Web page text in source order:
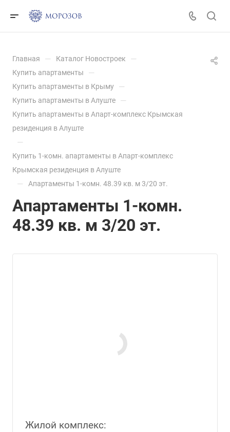
Главная — Каталог Новостроек —
Купить апартаменты —
Купить апартаменты в Крыму —
Купить апартаменты в Алуште —
Купить апартаменты в Апарт-комплекс Крымская
резиденция в Алуште
—
Купить 1-комн. апартаменты в Апарт-комплекс
Крымская резиденция в Алуште
— Апартаменты 1-комн. 48.39 кв. м 3/20 эт.
Апартаменты 1-комн.
48.39 кв. м 3/20 эт.
Жилой комплекс: